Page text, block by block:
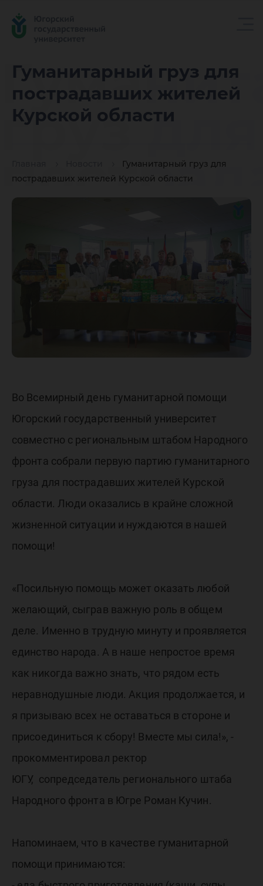
Гуманитарный груз для
пострадавших жителей
Курской области
Гуманитарный груз для
пострадавших жителей Курской области
груз для
Курской
области
Во Всемирный день гуманитарной помощи
Югорский государственный университет
совместно с региональным штабом Народного
фронта собрали первую партию гуманитарного
груза для пострадавших жителей Курской
области. Люди оказались в крайне сложной
жизненной ситуации и нуждаются в нашей
помощи!
«Посильную помощь может оказать любой
желающий, сыграв важную роль в общем
деле. Именно в трудную минуту и проявляется
единство народа. А в наше непростое время
как никогда важно знать, что рядом есть
неравнодушные люди. Акция продолжается, и
я призываю всех не оставаться в стороне и
присоединиться к сбору! Вместе мы сила!», -
прокомментировал ректор
ЮГУ, сопредседатель регионального штаба
Народного фронта в Югре Роман Кучин.
Напоминаем, что в качестве гуманитарной
помощи принимаются: